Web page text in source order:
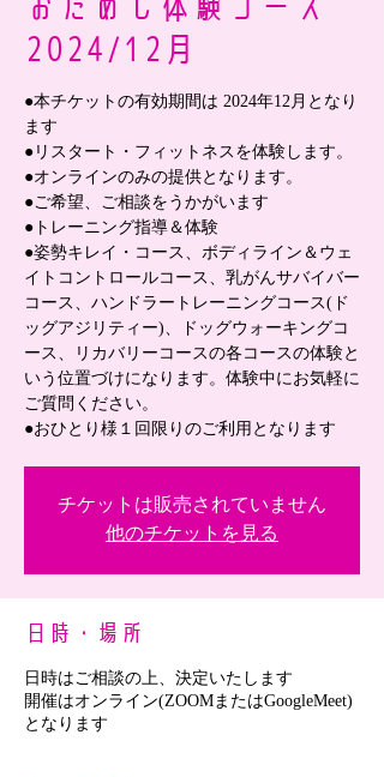
2024/12月
●本チケットの有効期間は 2024年12月となり
ます
●リスタート・フィットネスを体験します。
●オンラインのみの提供となります。
●ご希望、ご相談をうかがいます
●トレーニング指導＆体験
●姿勢キレイ・コース、ボディライン＆ウェ
イトコントロールコース、乳がんサバイバー
コース、ハンドラートレーニングコース(ド
ッグアジリティー)、ドッグウォーキングコ
ース、リカバリーコースの各コースの体験と
いう位置づけになります。体験中にお気軽に
ご質問ください。
●おひとり様１回限りのご利用となります
チケットは販売されていません
他のチケットを見る
日時・場所
日時はご相談の上、決定いたします
開催はオンライン(ZOOMまたはGoogleMeet)
となります